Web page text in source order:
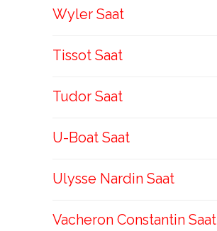
Wyler Saat
Tissot Saat
Tudor Saat
U-Boat Saat
Ulysse Nardin Saat
Vacheron Constantin Saat